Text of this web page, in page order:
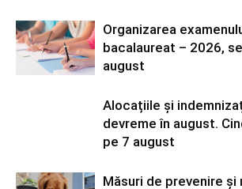
Organizarea
bacalaureat – 2026,
august
Alocațiile și
devreme în august.
pe 7 august
Măsuri de prevenire și